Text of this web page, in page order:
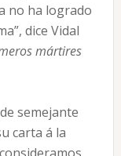
no ha logrado
dice Vidal
mártires
semejante
carta á la